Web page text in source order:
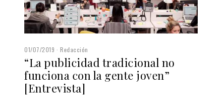
01/07/2019 Redacción
“La publicidad tradicional no
funciona con la gente joven”
[Entrevista]